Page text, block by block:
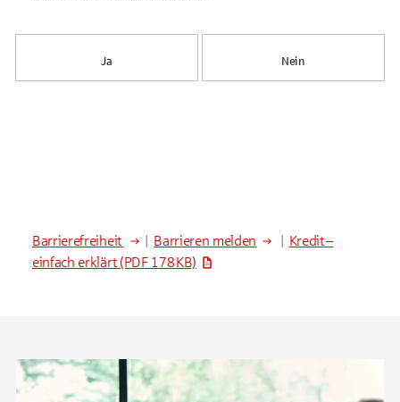
Ja Nein
Barrierefreiheit Barrieren melden
Kredit –
einfach erklärt (PDF 178 KB)